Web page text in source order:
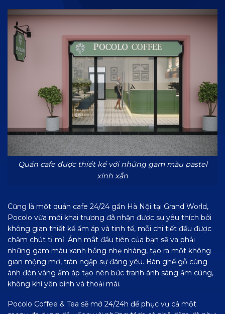
Quán cafe được thiết kế với những gam màu pastel
xinh xắn
Cũng là một quán cafe 24/24 gần Hà Nội tại Grand World,
Pocolo vừa mới khai trương đã nhận được sự yêu thích bởi
không gian thiết kế ấm áp và tinh tế, mỗi chi tiết đều được
chăm chút tỉ mỉ. Ánh mắt đầu tiên của bạn sẽ va phải
những gam màu xanh hồng nhẹ nhàng, tạo ra một không
gian mộng mơ, tràn ngập sự đáng yêu. Bàn ghế gỗ cùng
ánh đèn vàng ấm áp tạo nên bức tranh ánh sáng ấm cúng,
không khí yên bình và thoải mái.
Pocolo Coffee & Tea sẽ mở 24/24h để phục vụ cả một